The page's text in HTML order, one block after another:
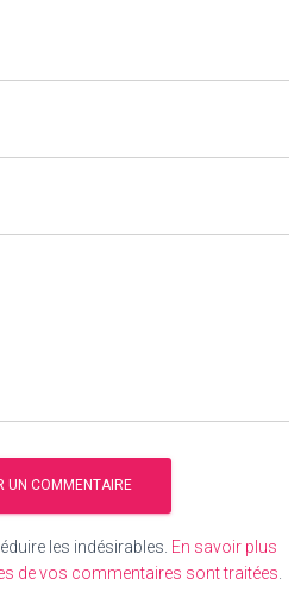
les indésirables. En savoir plus
de vos commentaires sont traitées